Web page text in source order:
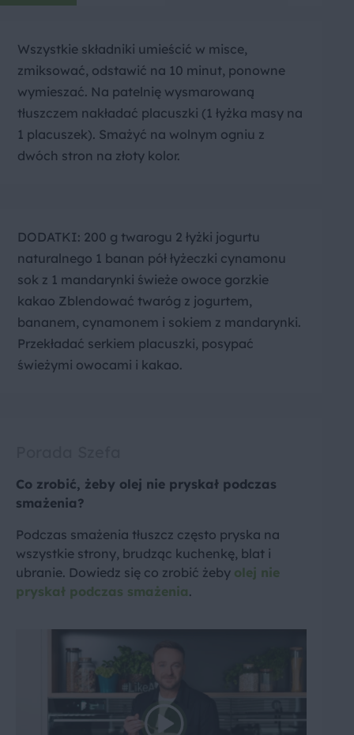
Wszystkie składniki umieścić w misce,
zmiksować, odstawić na 10 minut, ponowne
wymieszać. Na patelnię wysmarowaną
tłuszczem nakładać placuszki (1 łyżka masy na
1 placuszek). Smażyć na wolnym ogniu z
dwóch stron na złoty kolor.
DODATKI: 200 g twarogu 2 łyżki jogurtu
naturalnego 1 banan pół łyżeczki cynamonu
sok z 1 mandarynki świeże owoce gorzkie
kakao Zblendować twaróg z jogurtem,
bananem, cynamonem i sokiem z mandarynki.
Przekładać serkiem placuszki, posypać
świeżymi owocami i kakao.
Co zrobić, żeby olej nie pryskał podczas
smażenia?
Podczas smażenia tłuszcz często pryska na
wszystkie strony, brudząc kuchenkę, blat i
ubranie. Dowiedz się co zrobić żeby olej nie
pryskał podczas smażenia.